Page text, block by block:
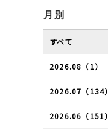
月別
すべて
2026.08（1）
2026.07（134）
2026.06（151）